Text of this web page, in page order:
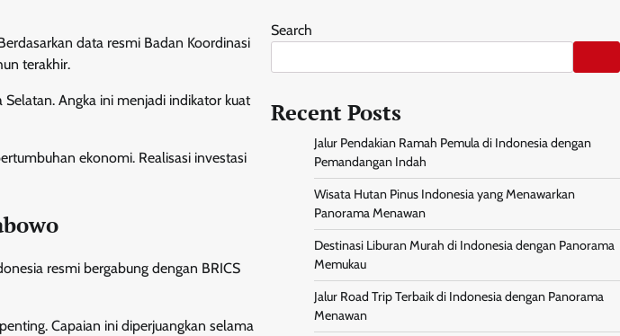
data resmi Badan Koordinasi
terakhir.
Angka ini menjadi indikator kuat
ekonomi. Realisasi investasi
resmi bergabung dengan BRICS
Capaian ini diperjuangkan selama
Search
Recent Posts
Jalur Pendakian Ramah Pemula di Indonesia dengan
Pemandangan Indah
Wisata Hutan Pinus Indonesia yang Menawarkan
Panorama Menawan
Destinasi Liburan Murah di Indonesia dengan Panorama
Memukau
Jalur Road Trip Terbaik di Indonesia dengan Panorama
Menawan